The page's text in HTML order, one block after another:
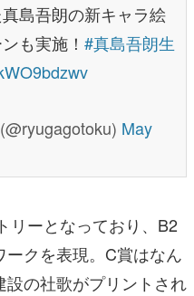
島吾朗の新キャラ絵
も実施！ #真島吾朗生
May
リーとなっており、B2
クを表現。C賞はなん
設の社歌がプリントされ